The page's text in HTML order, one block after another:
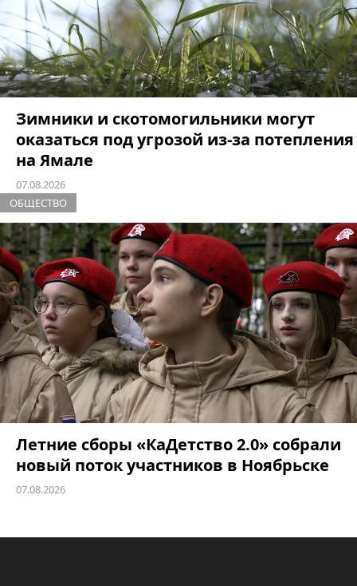
Зимники и скотомогильники могут
оказаться под угрозой из-за потепления
на Ямале
07.08.2026
ОБЩЕСТВО
Летние сборы «КаДетство 2.0» собрали
новый поток участников в Ноябрьске
07.08.2026